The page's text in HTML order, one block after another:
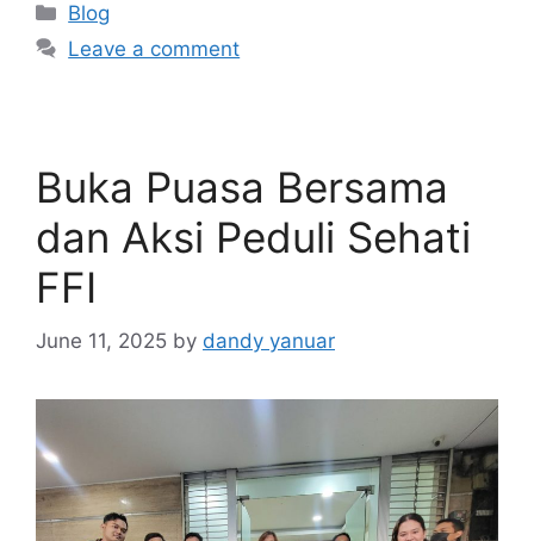
Blog
Leave a comment
Buka Puasa Bersama
dan Aksi Peduli Sehati
FFI
June 11, 2025 by dandy yanuar